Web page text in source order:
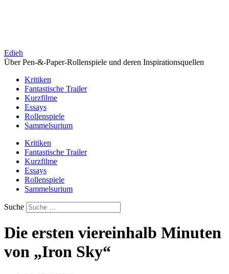
Edieh
Über Pen-&-Paper-Rollenspiele und deren Inspirationsquellen
Kritiken
Fantastische Trailer
Kurzfilme
Essays
Rollenspiele
Sammelsurium
Kritiken
Fantastische Trailer
Kurzfilme
Essays
Rollenspiele
Sammelsurium
Suche
Die ersten viereinhalb Minuten
von „Iron Sky“